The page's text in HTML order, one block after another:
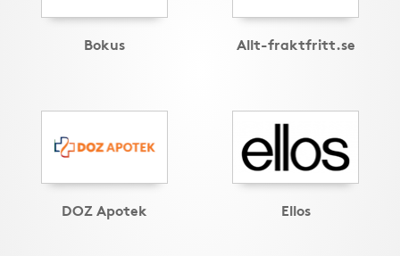
Bokus Allt-fraktfritt.se
DOZ Apotek Ellos